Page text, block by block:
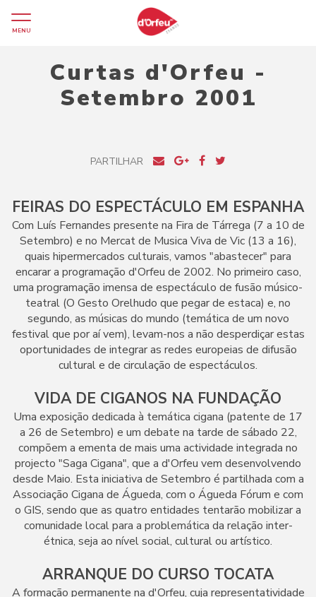
MENU
Curtas d'Orfeu -
Setembro 2001
PARTILHAR
FEIRAS DO ESPECTÁCULO EM ESPANHA
Com Luís Fernandes presente na Fira de Tárrega (7 a 10 de
Setembro) e no Mercat de Musica Viva de Vic (13 a 16),
quais hipermercados culturais, vamos "abastecer" para
encarar a programação d'Orfeu de 2002. No primeiro caso,
uma programação imensa de espectáculo de fusão músico-
teatral (O Gesto Orelhudo que pegar de estaca) e, no
segundo, as músicas do mundo (temática de um novo
festival que por aí vem), levam-nos a não desperdiçar estas
oportunidades de integrar as redes europeias de difusão
cultural e de circulação de espectáculos.
VIDA DE CIGANOS NA FUNDAÇÃO
Uma exposição dedicada à temática cigana (patente de 17
a 26 de Setembro) e um debate na tarde de sábado 22,
compõem a ementa de mais uma actividade integrada no
projecto "Saga Cigana", que a d'Orfeu vem desenvolvendo
desde Maio. Esta iniciativa de Setembro é partilhada com a
Associação Cigana de Águeda, com o Águeda Fórum e com
o GIS, sendo que as quatro entidades tentarão mobilizar a
comunidade local para a problemática da relação inter-
étnica, seja ao nível social, cultural ou artístico.
ARRANQUE DO CURSO TOCATA
A formação permanente na d'Orfeu, cuja representatividade